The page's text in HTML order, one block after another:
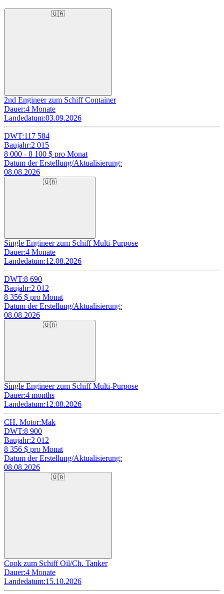
🇺🇦
2nd Engineer zum Schiff Container
Dauer:4 Monate
Landedatum:03.09.2026
DWT:117 584
Baujahr:2 015
8 000 - 8 100 $ pro Monat
Datum der Erstellung/Aktualisierung:
08.08.2026
🇺🇦
Single Engineer zum Schiff Multi-Purpose
Dauer:4 Monate
Landedatum:12.08.2026
DWT:8 690
Baujahr:2 012
8 356 $ pro Monat
Datum der Erstellung/Aktualisierung:
08.08.2026
🇺🇦
Single Engineer zum Schiff Multi-Purpose
Dauer:4 months
Landedatum:12.08.2026
CH. Motor:Mak
DWT:8 900
Baujahr:2 012
8 356 $ pro Monat
Datum der Erstellung/Aktualisierung:
08.08.2026
🇺🇦
Cook zum Schiff Oil/Ch. Tanker
Dauer:4 Monate
Landedatum:15.10.2026